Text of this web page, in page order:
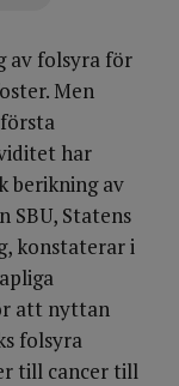
av folsyra för
Men
har
berikning av
SBU, Statens
konstaterar i
att nyttan
folsyra
till cancer till